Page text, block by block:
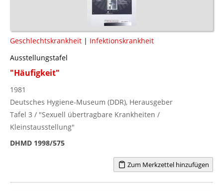
Geschlechtskrankheit | Infektionskrankheit
Ausstellungstafel
"Häufigkeit"
1981
Deutsches Hygiene-Museum (DDR), Herausgeber
Tafel 3 / "Sexuell übertragbare Krankheiten /
Kleinstausstellung"
DHMD 1998/575
Zum Merkzettel hinzufügen